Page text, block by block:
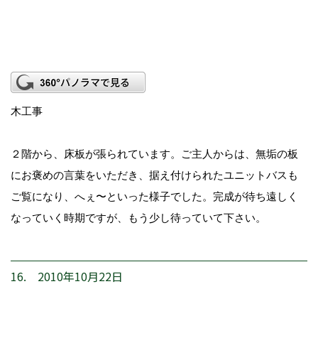
木工事
２階から、床板が張られています。ご主人からは、無垢の板
にお褒めの言葉をいただき、据え付けられたユニットバスも
ご覧になり、へぇ〜といった様子でした。完成が待ち遠しく
なっていく時期ですが、もう少し待っていて下さい。
16. 2010年10月22日